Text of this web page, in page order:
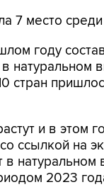
7 место
году
в
стран
и в этом
ссылкой на
в
2023